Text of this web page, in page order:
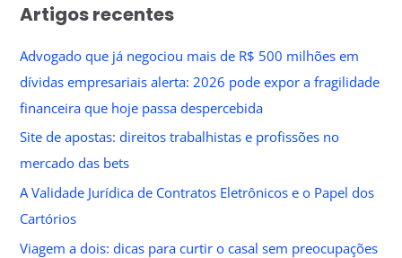
Artigos recentes
Advogado que já negociou mais de R$ 500 milhões em
dívidas empresariais alerta: 2026 pode expor a fragilidade
financeira que hoje passa despercebida
Site de apostas: direitos trabalhistas e profissões no
mercado das bets
A Validade Jurídica de Contratos Eletrônicos e o Papel dos
Cartórios
Viagem a dois: dicas para curtir o casal sem preocupações